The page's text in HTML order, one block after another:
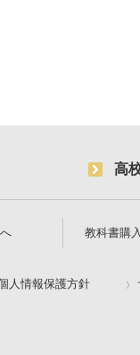
高
教科書購
人情報保護方針